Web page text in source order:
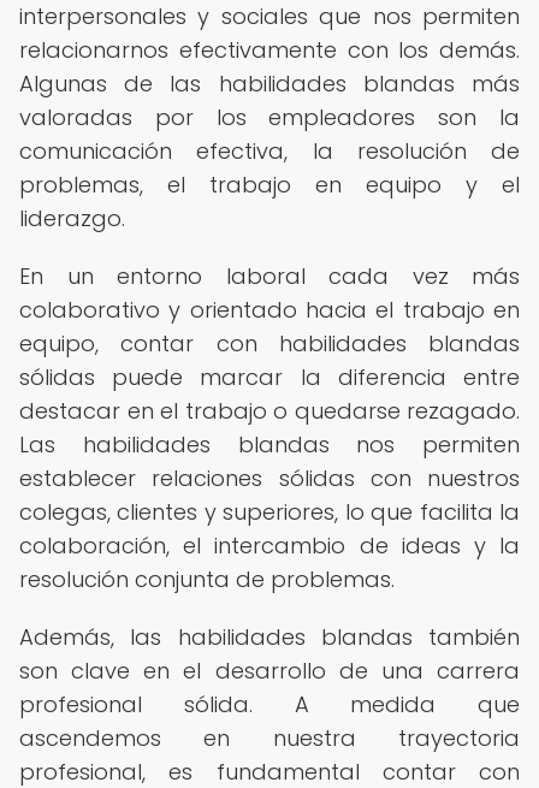
interpersonales y sociales que nos permiten
relacionarnos efectivamente con los demás.
Algunas de las habilidades blandas más
valoradas por los empleadores son la
comunicación efectiva, la resolución de
problemas, el trabajo en equipo y el
liderazgo.
En un entorno laboral cada vez más
colaborativo y orientado hacia el trabajo en
equipo, contar con habilidades blandas
sólidas puede marcar la diferencia entre
destacar en el trabajo o quedarse rezagado.
Las habilidades blandas nos permiten
establecer relaciones sólidas con nuestros
colegas, clientes y superiores, lo que facilita la
colaboración, el intercambio de ideas y la
resolución conjunta de problemas.
Además, las habilidades blandas también
son clave en el desarrollo de una carrera
profesional sólida. A medida que
ascendemos en nuestra trayectoria
profesional, es fundamental contar con